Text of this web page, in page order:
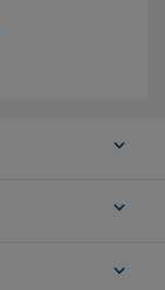
expand_more
expand_more
expand_more